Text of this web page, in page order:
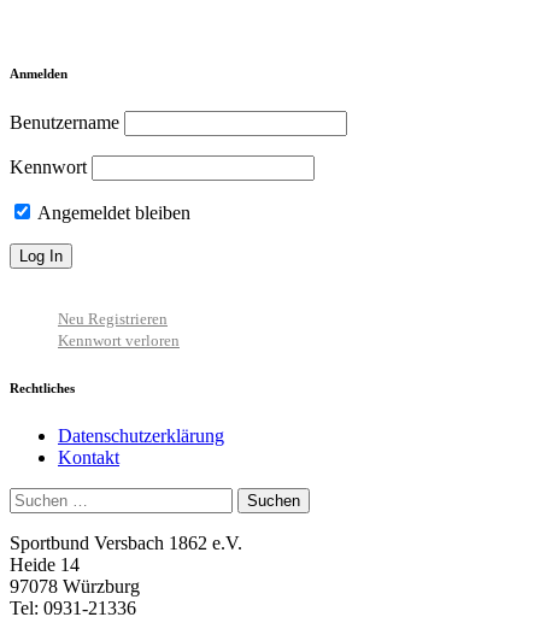
Anmelden
Benutzername
Kennwort
Angemeldet bleiben
Neu Registrieren
Kennwort verloren
Rechtliches
Datenschutzerklärung
Kontakt
Suchen
nach:
Sportbund Versbach 1862 e.V.
Heide 14
97078 Würzburg
Tel: 0931-21336